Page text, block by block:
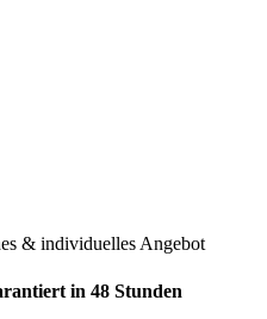
& individuelles Angebot
in 48 Stunden